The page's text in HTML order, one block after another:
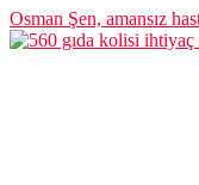
Osman Şen, amansız